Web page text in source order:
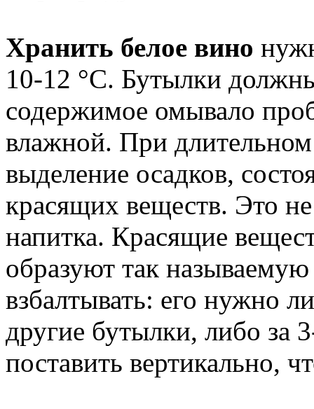
Хранить белое вино
10-12 °C. Бутылки
содержимое омывало
влажной. При
выделение осадков,
красящих веществ. Это
напитка. Красящие
образуют так
взбалтывать: его нужно
другие бутылки, либо за
поставить вертикально,